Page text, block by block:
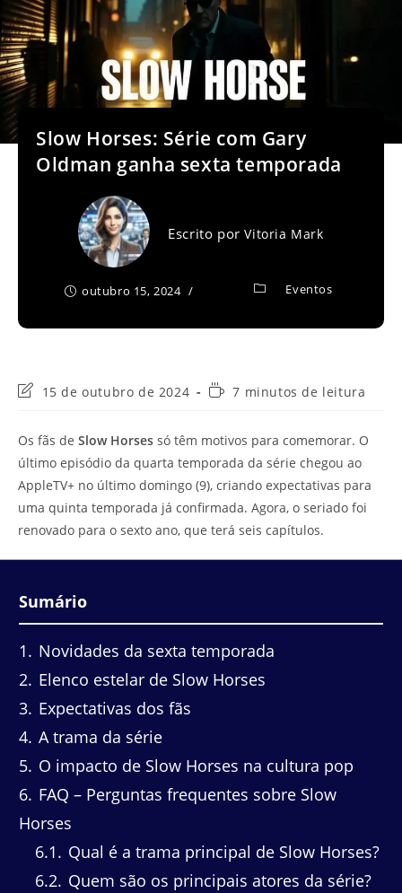
Slow Horses: Série com Gary
Oldman ganha sexta temporada
Escrito porVitoria Mark
outubro 15, 2024 Eventos
Última
post:
15 de outubro de 2024
Tempo7 minutos de leitura
Os fãs de Slow Horses só têm motivos para comemorar. O
último episódio da quarta temporada da série chegou ao
AppleTV+ no último domingo (9), criando expectativas para
uma quinta temporada já confirmada. Agora, o seriado foi
renovado para o sexto ano, que terá seis capítulos.
Sumário
1
Novidades da sexta temporada
2 Elenco estelar de Slow Horses
3 Expectativas dos fãs
4 A trama da série
5 O impacto de Slow Horses na cultura pop
6 FAQ – Perguntas frequentes sobre Slow
Horses
6.1
Qual é a trama principal de Slow Horses?
6.2 Quem são os principais atores da série?